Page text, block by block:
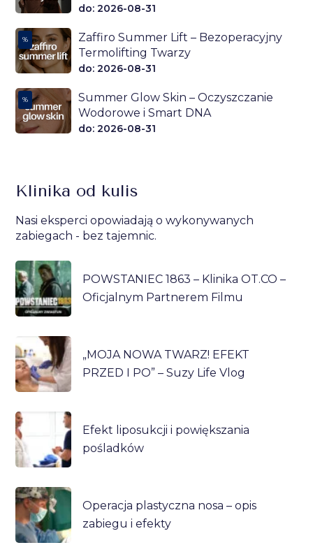
do: 2026-08-31
%
Zaffiro Summer Lift – Bezoperacyjny
Termolifting Twarzy
do: 2026-08-31
%
Summer Glow Skin – Oczyszczanie
Wodorowe i Smart DNA
do: 2026-08-31
Klinika od kulis
Nasi eksperci opowiadają o wykonywanych
zabiegach - bez tajemnic.
POWSTANIEC 1863 – Klinika OT.CO –
Oficjalnym Partnerem Filmu
„MOJA NOWA TWARZ! EFEKT
PRZED I PO” – Suzy Life Vlog
Efekt liposukcji i powiększania
pośladków
Operacja plastyczna nosa – opis
zabiegu i efekty